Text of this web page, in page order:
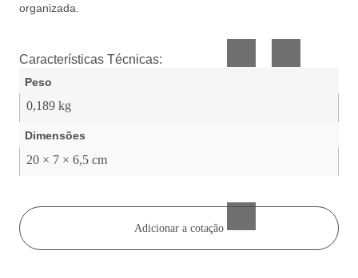
organizada.
Características Técnicas:
Peso
0,189 kg
Dimensões
20 × 7 × 6,5 cm
Adicionar a cotação